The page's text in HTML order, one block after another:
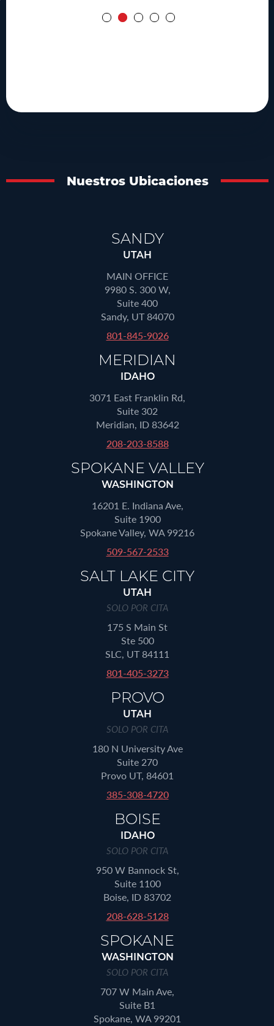
Nuestros Ubicaciones
SANDY
UTAH
MAIN OFFICE
9980 S. 300 W,
Suite 400
Sandy, UT 84070
801-845-9026
MERIDIAN
IDAHO
3071 East Franklin Rd,
Suite 302
Meridian, ID 83642
208-203-8588
SPOKANE VALLEY
WASHINGTON
16201 E. Indiana Ave,
Suite 1900
Spokane Valley, WA 99216
509-567-2533
SALT LAKE CITY
UTAH
SOLO POR CITA
175 S Main St
Ste 500
SLC, UT 84111
801-405-3273
PROVO
UTAH
SOLO POR CITA
180 N University Ave
Suite 270
Provo UT, 84601
385-308-4720
BOISE
IDAHO
SOLO POR CITA
950 W Bannock St,
Suite 1100
Boise, ID 83702
208-628-5128
SPOKANE
WASHINGTON
SOLO POR CITA
707 W Main Ave,
Suite B1
Spokane, WA 99201